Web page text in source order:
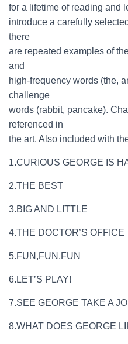
for a lifetime of reading and
introduce a carefully
there
are repeated examples of
and
high-frequency words (the,
challenge
words (rabbit, pancake).
referenced in
the art. Also included with
1.CURIOUS GEORGE IS
2.THE BEST
3.BIG AND LITTLE
4.THE DOCTOR’S OFFICE
5.FUN,FUN,FUN
6.LET’S PLAY!
7.SEE GEORGE TAKE A
8.WHAT DOES GEORGE